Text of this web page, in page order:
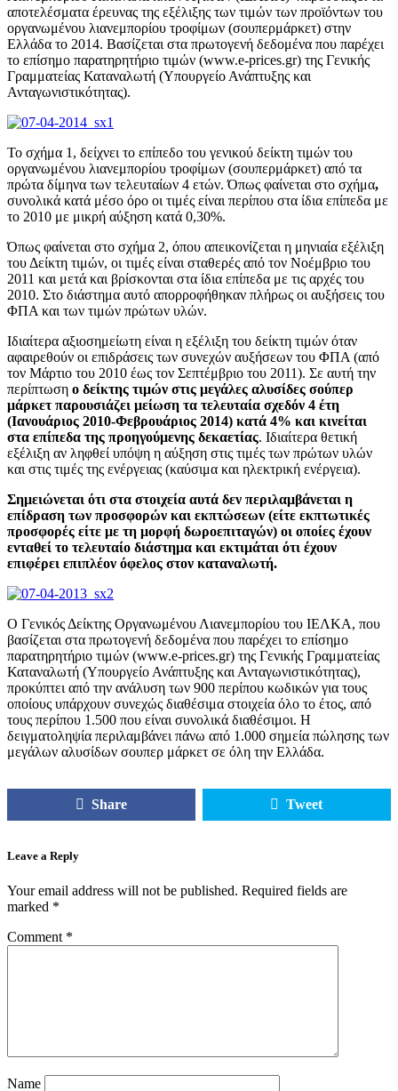
αποτελέσματα έρευνας της εξέλιξης των τιμών των προϊόντων του
οργανωμένου λιανεμπορίου τροφίμων (σουπερμάρκετ) στην
Ελλάδα το 2014. Βασίζεται στα πρωτογενή δεδομένα που παρέχει
το επίσημο παρατηρητήριο τιμών (www.e-prices.gr) της Γενικής
Γραμματείας Καταναλωτή (Υπουργείο Ανάπτυξης και
Ανταγωνιστικότητας).
Το σχήμα 1, δείχνει το επίπεδο του γενικού δείκτη τιμών του
οργανωμένου λιανεμπορίου τροφίμων (σουπερμάρκετ) από τα
πρώτα δίμηνα των τελευταίων 4 ετών. Όπως φαίνεται στο σχήμα,
συνολικά κατά μέσο όρο οι τιμές είναι περίπου στα ίδια επίπεδα με
το 2010 με μικρή αύξηση κατά 0,30%.
Όπως φαίνεται στο σχήμα 2, όπου απεικονίζεται η μηνιαία εξέλιξη
του Δείκτη τιμών, οι τιμές είναι σταθερές από τον Νοέμβριο του
2011 και μετά και βρίσκονται στα ίδια επίπεδα με τις αρχές του
2010. Στο διάστημα αυτό απορροφήθηκαν πλήρως οι αυξήσεις του
ΦΠΑ και των τιμών πρώτων υλών.
Ιδιαίτερα αξιοσημείωτη είναι η εξέλιξη του δείκτη τιμών όταν
αφαιρεθούν οι επιδράσεις των συνεχών αυξήσεων του ΦΠΑ (από
τον Μάρτιο του 2010 έως τον Σεπτέμβριο του 2011). Σε αυτή την
περίπτωση ο δείκτης τιμών στις μεγάλες αλυσίδες σούπερ
μάρκετ παρουσιάζει μείωση τα τελευταία σχεδόν 4 έτη
(Ιανουάριος 2010-Φεβρουάριος 2014) κατά 4% και κινείται
στα επίπεδα της προηγούμενης δεκαετίας. Ιδιαίτερα θετική
εξέλιξη αν ληφθεί υπόψη η αύξηση στις τιμές των πρώτων υλών
και στις τιμές της ενέργειας (καύσιμα και ηλεκτρική ενέργεια).
Σημειώνεται ότι στα στοιχεία αυτά δεν περιλαμβάνεται η
επίδραση των προσφορών και εκπτώσεων (είτε εκπτωτικές
προσφορές είτε με τη μορφή δωροεπιταγών) οι οποίες έχουν
ενταθεί το τελευταίο διάστημα και εκτιμάται ότι έχουν
επιφέρει επιπλέον όφελος στον καταναλωτή.
Ο Γενικός Δείκτης Οργανωμένου Λιανεμπορίου του ΙΕΛΚΑ, που
βασίζεται στα πρωτογενή δεδομένα που παρέχει το επίσημο
παρατηρητήριο τιμών (www.e-prices.gr) της Γενικής Γραμματείας
Καταναλωτή (Υπουργείο Ανάπτυξης και Ανταγωνιστικότητας),
προκύπτει από την ανάλυση των 900 περίπου κωδικών για τους
οποίους υπάρχουν συνεχώς διαθέσιμα στοιχεία όλο το έτος, από
τους περίπου 1.500 που είναι συνολικά διαθέσιμοι. Η
δειγματοληψία περιλαμβάνει πάνω από 1.000 σημεία πώλησης των
μεγάλων αλυσίδων σουπερ μάρκετ σε όλη την Ελλάδα.
Share Tweet
Leave a Reply
Your email address will not be published. Required fields are
marked *
Comment *
Name